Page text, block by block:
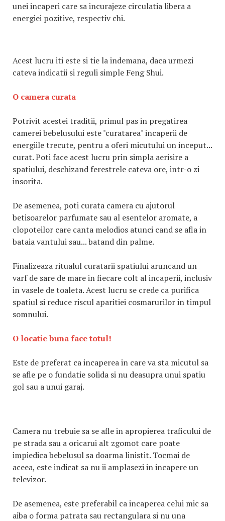
unei incaperi care sa incurajeze circulatia libera a
energiei pozitive, respectiv chi.
Acest lucru iti este si tie la indemana, daca urmezi
cateva indicatii si reguli simple Feng Shui.
O camera curata
Potrivit acestei traditii, primul pas in pregatirea
camerei bebelusului este "curatarea" incaperii de
energiile trecute, pentru a oferi micutului un inceput...
curat. Poti face acest lucru prin simpla aerisire a
spatiului, deschizand ferestrele cateva ore, intr-o zi
insorita.
De asemenea, poti curata camera cu ajutorul
betisoarelor parfumate sau al esentelor aromate, a
clopoteilor care canta melodios atunci cand se afla in
bataia vantului sau... batand din palme.
Finalizeaza ritualul curatarii spatiului aruncand un
varf de sare de mare in fiecare colt al incaperii, inclusiv
in vasele de toaleta. Acest lucru se crede ca purifica
spatiul si reduce riscul aparitiei cosmarurilor in timpul
somnului.
O locatie buna face totul!
Este de preferat ca incaperea in care va sta micutul sa
se afle pe o fundatie solida si nu deasupra unui spatiu
gol sau a unui garaj.
Camera nu trebuie sa se afle in apropierea traficului de
pe strada sau a oricarui alt zgomot care poate
impiedica bebelusul sa doarma linistit. Tocmai de
aceea, este indicat sa nu ii amplasezi in incapere un
televizor.
De asemenea, este preferabil ca incaperea celui mic sa
aiba o forma patrata sau rectangulara si nu una